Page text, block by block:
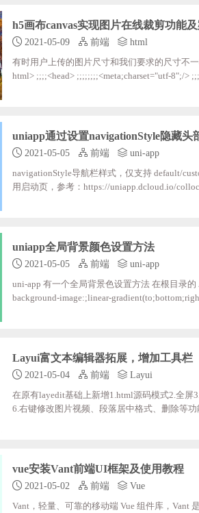
h5画布canvas实现图片在线裁剪功能及
2021-05-09 前端 html
有时用户上传的图片尺寸和我们要求的尺寸不
html> ;;;;<head> ;;;;;;;;<meta;charset="utf-8";/> ;;;;;;;;<meta;name="viewport";content="width=device-width,initial-scale=1,minim
uniapp通过设置navigationStyle隐藏头
2021-05-05 前端 uni-app
navigationStyle导航栏样式，仅支持 default/custom。custom即取消
用启动页，参考：https://uniapp.dcloud.io/collocation/pages { "path":;"pages/index/index",
uniapp全局背景颜色设置方法
2021-05-05 前端 uni-app
uni-app 有一个全局背景色设置方法 在根目录的 App.vue 文
Layui富文本编辑器拓展，增加工具栏
2021-05-04 前端 Layui
在原有layedit基础上新增1.html源码模式2.全屏
6.右键修改图片视频、段落居中格式、删除等
vue安装Vant前端UI框架及使用教程
2021-05-02 前端 Vue
Vant，轻量、可靠的移动端 Vue 组件库，Vant